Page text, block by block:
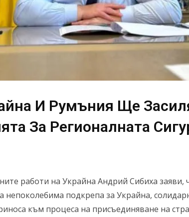
И Румъния Ще
За Регионалната
работи на Украйна Андрий Сибиха заяви,
непоколебима подкрепа за Украйна,
към процеса на присъединяване на